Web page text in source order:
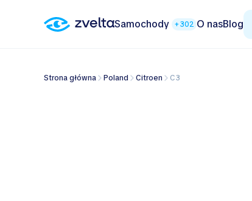
Samochody +302 O nasBlog
Strona główna Poland Citroen C3